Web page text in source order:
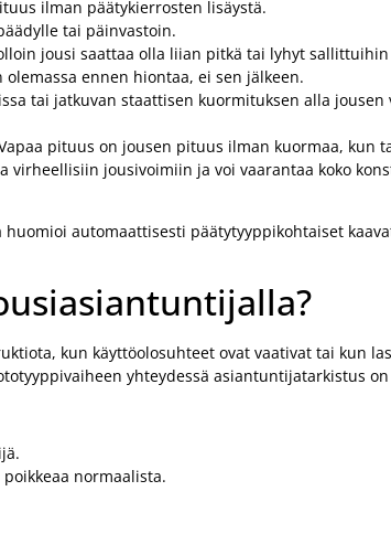
ilman päätykierrosten lisäystä.
tai päinvastoin.
jousi saattaa olla liian pitkä tai lyhyt
olemassa ennen hiontaa, ei sen jälkeen.
tai jatkuvan staattisen kuormituksen alla jousen
pituus on jousen pituus ilman kuormaa, kun
jousivoimiin ja voi vaarantaa koko
automaattisesti päätytyyppikohtaiset
kun käyttöolosuhteet ovat vaativat tai kun
yhteydessä asiantuntijatarkistus
normaalista.